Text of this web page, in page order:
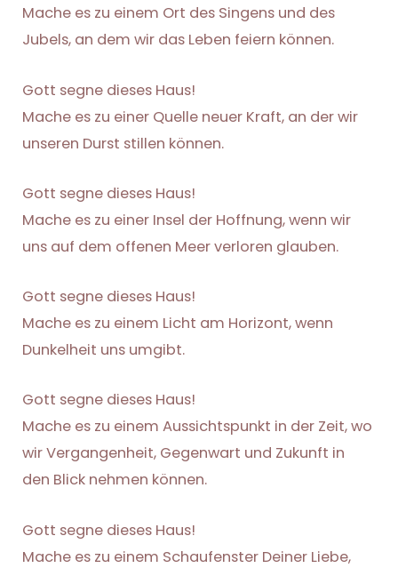
Mache es zu einem Ort des Singens und des
Jubels, an dem wir das Leben feiern können.
Gott segne dieses Haus!
Mache es zu einer Quelle neuer Kraft, an der wir
unseren Durst stillen können.
Gott segne dieses Haus!
Mache es zu einer Insel der Hoffnung, wenn wir
uns auf dem offenen Meer verloren glauben.
Gott segne dieses Haus!
Mache es zu einem Licht am Horizont, wenn
Dunkelheit uns umgibt.
Gott segne dieses Haus!
Mache es zu einem Aussichtspunkt in der Zeit, wo
wir Vergangenheit, Gegenwart und Zukunft in
den Blick nehmen können.
Gott segne dieses Haus!
Mache es zu einem Schaufenster Deiner Liebe,